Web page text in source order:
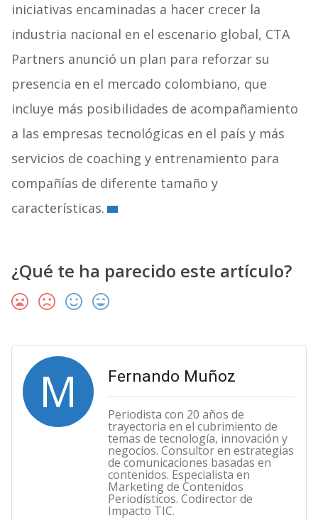
iniciativas encaminadas a hacer crecer la
industria nacional en el escenario global, CTA
Partners anunció un plan para reforzar su
presencia en el mercado colombiano, que
incluye más posibilidades de acompañamiento
a las empresas tecnológicas en el país y más
servicios de coaching y entrenamiento para
compañías de diferente tamaño y
características.
¿Qué te ha parecido este artículo?
M Fernando Muñoz
Periodista con 20 años de
trayectoria en el cubrimiento de
temas de tecnología, innovación y
negocios. Consultor en estrategias
de comunicaciones basadas en
contenidos. Especialista en
Marketing de Contenidos
Periodísticos. Codirector de
Impacto TIC.